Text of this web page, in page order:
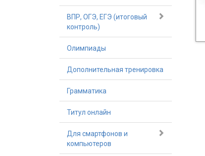
ВПР, ОГЭ, ЕГЭ (итоговый
контроль)
Олимпиады
Дополнительная тренировка
Грамматика
Титул онлайн
Для смартфонов и
компьютеров